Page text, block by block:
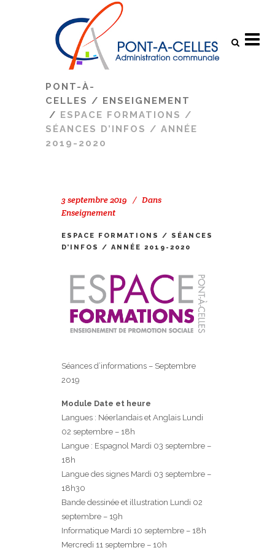
PONT-À-
CELLES / ENSEIGNEMENT
/ ESPACE FORMATIONS /
SÉANCES D’INFOS / ANNÉE
2019-2020
3 septembre 2019
Dans
Enseignement
ESPACE FORMATIONS / SÉANCES
D’INFOS / ANNÉE 2019-2020
Séances d’informations – Septembre
2019
Module Date et heure
Langues : Néerlandais et Anglais Lundi
02 septembre – 18h
Langue : Espagnol Mardi 03 septembre –
18h
Langue des signes Mardi 03 septembre –
18h30
Bande dessinée et illustration Lundi 02
septembre – 19h
Informatique Mardi 10 septembre – 18h
Mercredi 11 septembre – 10h